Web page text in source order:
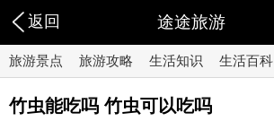
返回 途途旅游
旅游景点 旅游攻略 生活知识 生活百科
​竹虫能吃吗 竹虫可以吃吗